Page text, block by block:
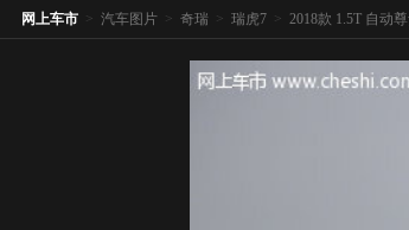
网上车市 > 汽车图片 > 奇瑞 > 瑞虎7 > 2018款 1.5T 自动